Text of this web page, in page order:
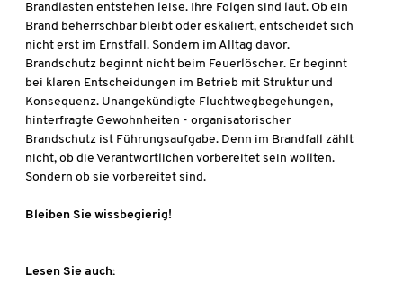
Brandlasten entstehen leise. Ihre Folgen sind laut. Ob ein
Brand beherrschbar bleibt oder eskaliert, entscheidet sich
nicht erst im Ernstfall. Sondern im Alltag davor.
Brandschutz beginnt nicht beim Feuerlöscher. Er beginnt
bei klaren Entscheidungen im Betrieb mit Struktur und
Konsequenz. Unangekündigte Fluchtwegbegehungen,
hinterfragte Gewohnheiten - organisatorischer
Brandschutz ist Führungsaufgabe. Denn im Brandfall zählt
nicht, ob die Verantwortlichen vorbereitet sein wollten.
Sondern ob sie vorbereitet sind.
Bleiben Sie wissbegierig!
Lesen Sie auch: